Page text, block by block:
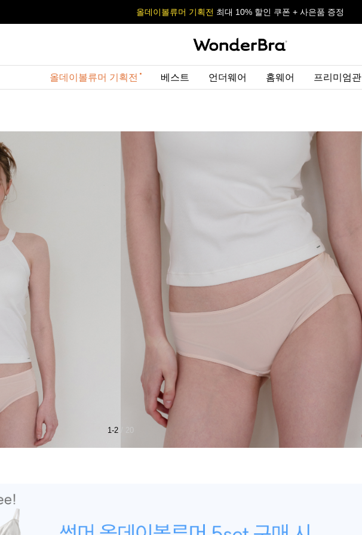
사이즈 무료 교환 서비스
올데이볼류머 기획전 최대 10% 할인 쿠폰 + 사은품 증정
사이즈 무료 교환 서비스
올데이볼류머 기획전 최대 10% 할인 쿠폰 + 사은품 증정
올데이볼류머 기획전 베스트 언더웨어 홈웨어 프리미엄관
1-2 / 20